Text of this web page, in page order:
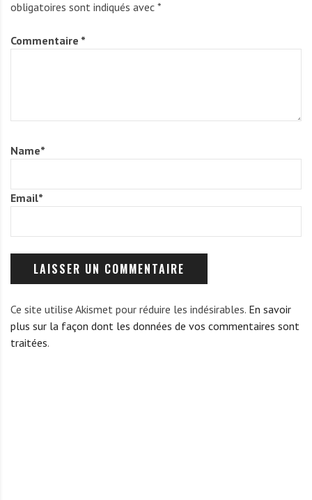
obligatoires sont indiqués avec *
Commentaire *
Name*
Email*
Ce site utilise Akismet pour réduire les indésirables. En savoir
plus sur la façon dont les données de vos commentaires sont
traitées.